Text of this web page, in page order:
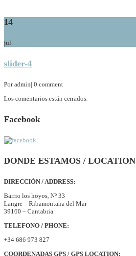
14
jul
slider-4
Por admin||0 comment
Los comentarios están cerrados.
Facebook
DONDE ESTAMOS / LOCATION
DIRECCIÓN / ADDRESS:
Barrio los hoyos, Nº 33
Langre – Ribamontana del Mar
39160 – Cantabria
TELEFONO / PHONE:
+34 686 973 827
COORDENADAS GPS / GPS LOCATION: